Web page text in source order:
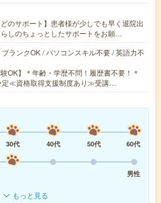
どのサポート】患者様が少しでも早く退院出
しのちょっとしたサポートをお願…
ランクOK / パソコンスキル不要 / 英語力不
験OK】＊年齢・学歴不問！履歴書不要！＊
定≪資格取得支援制度あり≫受講…
30代 40代 50代
60代
男性
もっと見る